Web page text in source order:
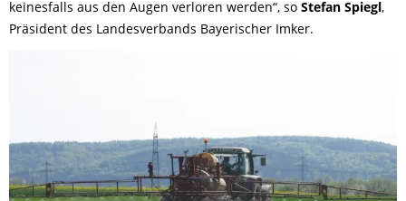
keinesfalls aus den Augen verloren werden“, so Stefan Spiegl,
Präsident des Landesverbands Bayerischer Imker.